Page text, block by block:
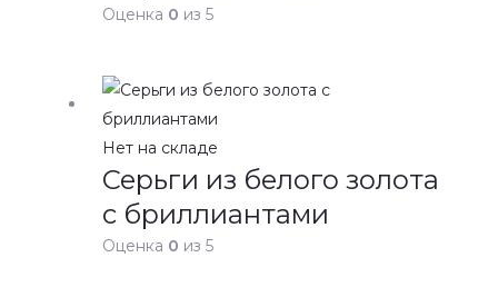
Оценка 0 из 5
Нет на складе
Серьги из белого золота
с бриллиантами
Оценка 0 из 5